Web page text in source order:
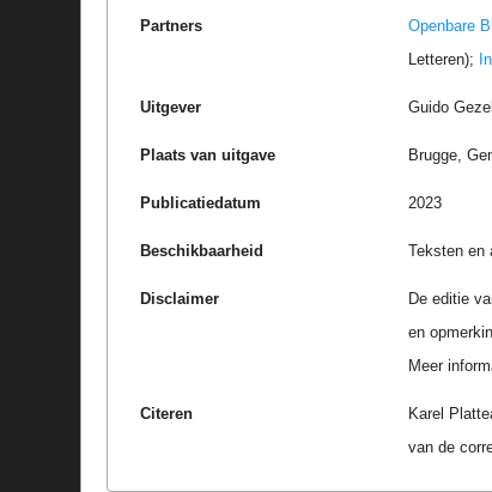
Partners Openbare
Letteren);
Uitgever Guido
Plaats van uitgave Brugge,
Publicatiedatum 2023
Beschikbaarheid Teksten en
Disclaimer
De editie
en
Meer
Citeren
Karel
van de